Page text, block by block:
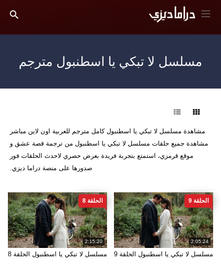
مسلسل لا تبكي يا اسطنبول مترجم
مشاهدة مسلسل لا تبكي يا اسطنبول كامل مترجم للعربية اون لاين مباشر
مشاهدة جميع حلقات مسلسل لا تبكي يا اسطنبول من ترجمة قصة عشق و
موقع قرمزي، استمتع بتجربة فريدة بعرض حصري لاحدث الحلقات فور
صدورها على منصة دراما ديزي.
2:05:24
الحلقة 9
مسلسل لا تبكي يا اسطنبول الحلقة 9
2:15:20
الحلقة 8
مسلسل لا تبكي يا اسطنبول الحلقة 8